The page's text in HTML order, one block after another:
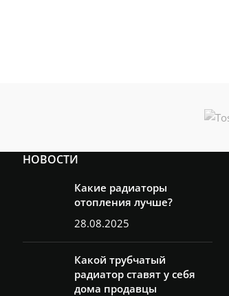
НОВОСТИ
Какие радиаторы
отопления лучше?
28.08.2025
Какой трубчатый
радиатор ставят у себя
дома продавцы